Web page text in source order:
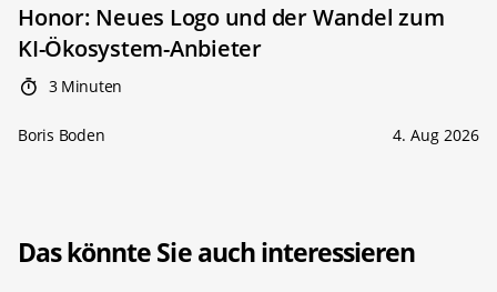
Honor: Neues Logo und der Wandel zum
KI-Ökosystem-Anbieter
3 Minuten
Boris Boden 4. Aug 2026
Das könnte Sie auch interessieren